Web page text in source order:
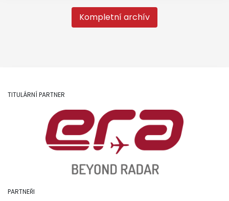
Kompletní archív
TITULÁRNÍ PARTNER
PARTNEŘI